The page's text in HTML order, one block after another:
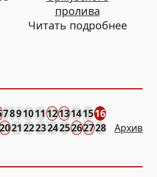
пролива
Читать подробнее
78910111213141516
202122232425262728
Архив